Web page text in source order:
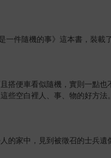
一件隨機的事》這本書，裝載
搭便車看似隨機，實則一點也
些空白裡人、事、物的好方法。
的家中，見到被徵召的士兵遺